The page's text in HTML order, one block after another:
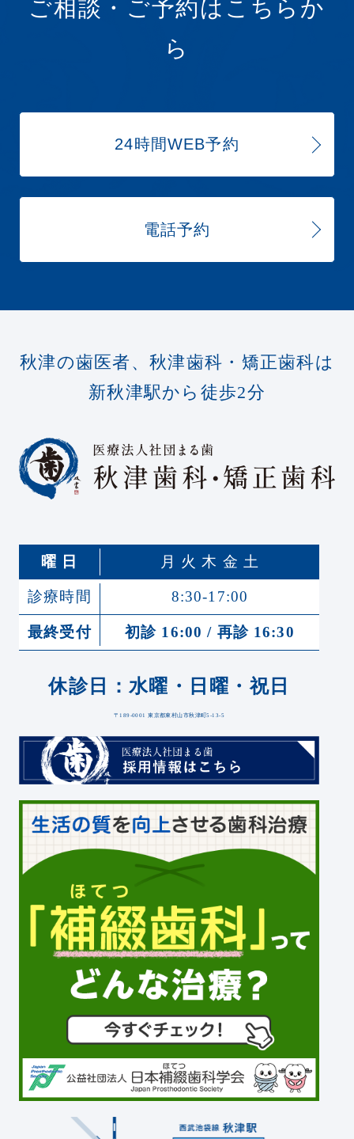
ご相談・ご予約はこちらか
ら
24時間WEB予約
電話予約
秋津の歯医者、秋津歯科・矯正歯科は
新秋津駅から徒歩2分
曜 日 月 火 木 金 土
診療時間 8:30-17:00
最終受付 初診 16:00 / 再診 16:30
休診日：水曜・日曜・祝日
〒189-0001 東京都東村山市秋津町5-13-5